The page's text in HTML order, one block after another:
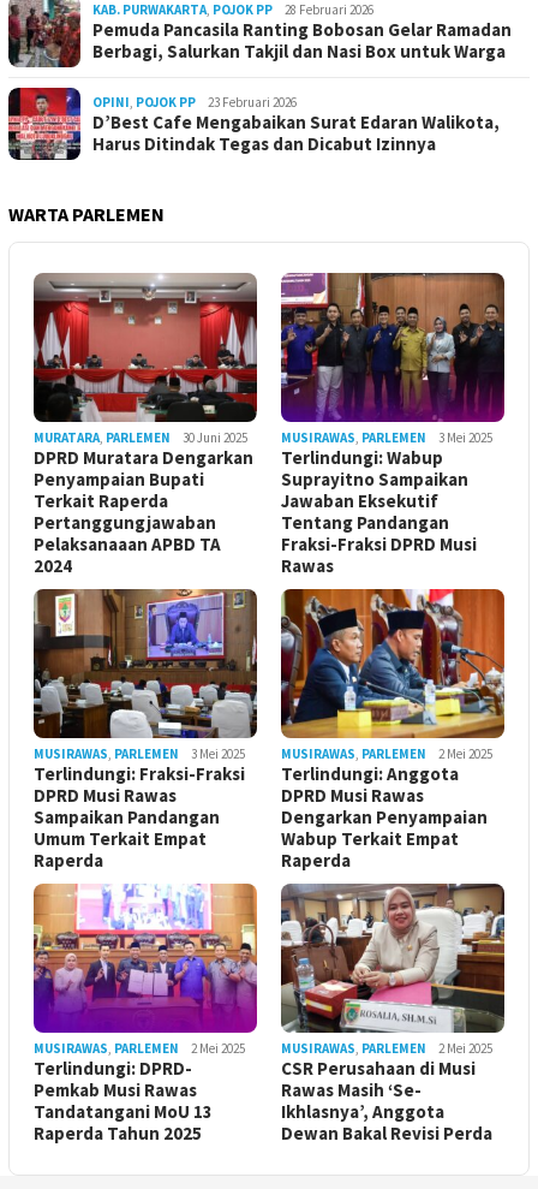
KAB. PURWAKARTA, POJOK PP 28 Februari 2026
Pemuda Pancasila Ranting Bobosan Gelar Ramadan
Berbagi, Salurkan Takjil dan Nasi Box untuk Warga
OPINI, POJOK PP 23 Februari 2026
D’Best Cafe Mengabaikan Surat Edaran Walikota,
Harus Ditindak Tegas dan Dicabut Izinnya
WARTA PARLEMEN
MURATARA, PARLEMEN 30 Juni 2025
DPRD Muratara Dengarkan
Penyampaian Bupati
Terkait Raperda
Pertanggungjawaban
Pelaksanaaan APBD TA
2024
MUSIRAWAS, PARLEMEN 3 Mei 2025
Terlindungi: Wabup
Suprayitno Sampaikan
Jawaban Eksekutif
Tentang Pandangan
Fraksi-Fraksi DPRD Musi
Rawas
MUSIRAWAS, PARLEMEN 3 Mei 2025
Terlindungi: Fraksi-Fraksi
DPRD Musi Rawas
Sampaikan Pandangan
Umum Terkait Empat
Raperda
MUSIRAWAS, PARLEMEN 2 Mei 2025
Terlindungi: Anggota
DPRD Musi Rawas
Dengarkan Penyampaian
Wabup Terkait Empat
Raperda
MUSIRAWAS, PARLEMEN 2 Mei 2025
Terlindungi: DPRD-
Pemkab Musi Rawas
Tandatangani MoU 13
Raperda Tahun 2025
MUSIRAWAS, PARLEMEN 2 Mei 2025
CSR Perusahaan di Musi
Rawas Masih ‘Se-
Ikhlasnya’, Anggota
Dewan Bakal Revisi Perda ‎